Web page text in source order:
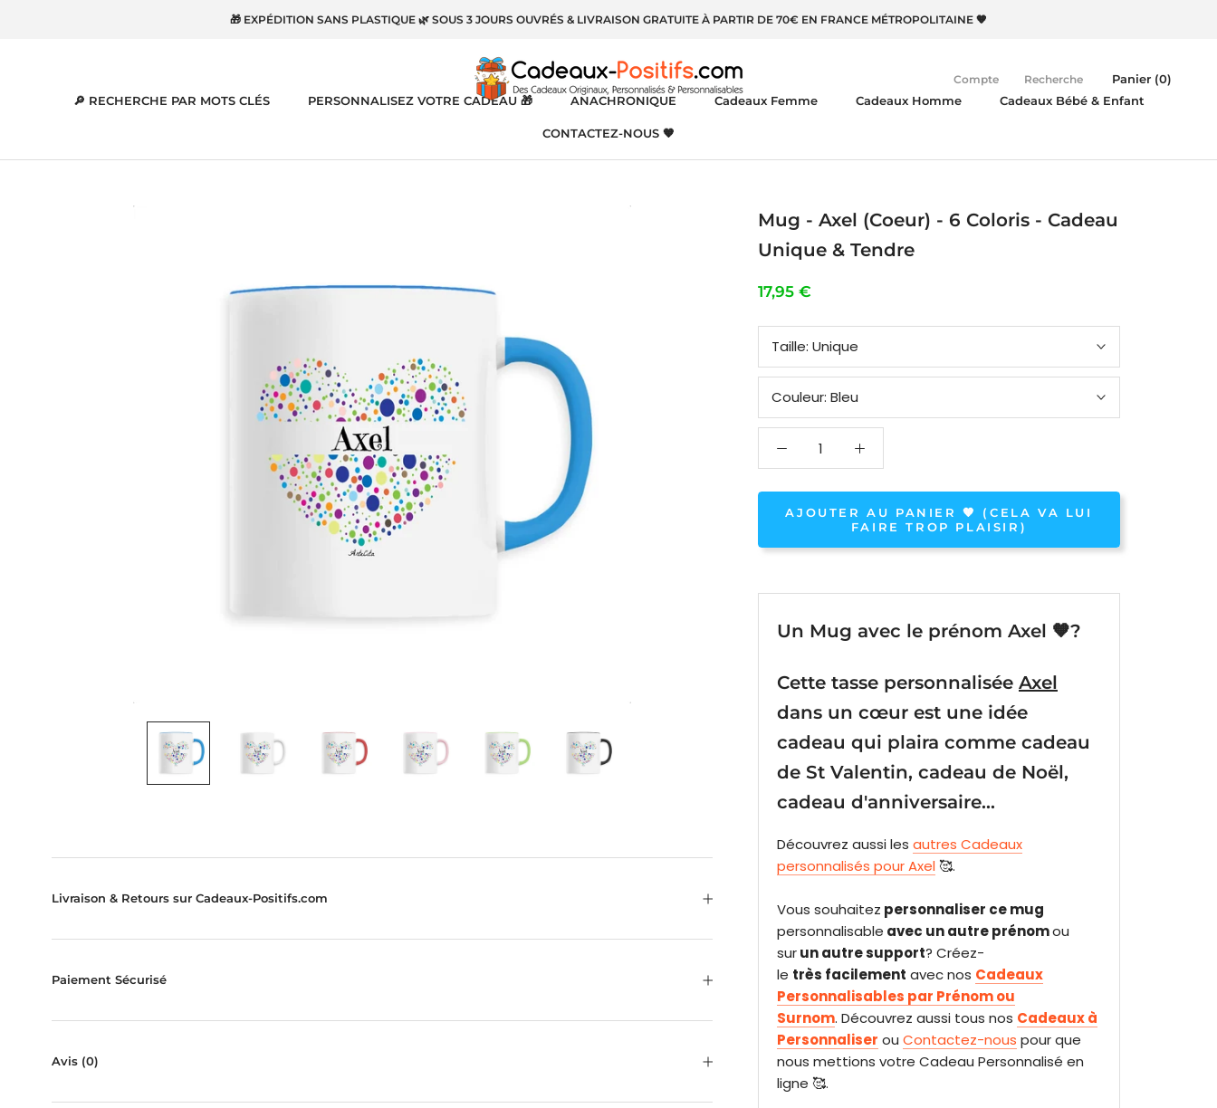
🎁 EXPÉDITION SANS PLASTIQUE 🌿 SOUS 3 JOURS OUVRÉS & LIVRAISON GRATUITE À PARTIR DE 70€ EN FRANCE MÉTROPOLITAINE 🧡
🔎 RECHERCHE PAR MOTS CLÉS PERSONNALISEZ VOTRE CADEAU 🎁 ANACHRONIQUE Cadeaux Femme Cadeaux Homme Cadeaux Bébé & Enfant
CONTACTEZ-NOUS 🧡
Compte Recherche Panier (0)
Mug - Axel (Coeur) - 6 Coloris - Cadeau
Unique & Tendre
17,95 €
Taille: Unique
Couleur: Bleu
AJOUTER AU PANIER 🧡 (CELA VA LUI
FAIRE TROP PLAISIR)
Un Mug avec le prénom Axel 🧡?
Cette tasse personnalisée Axel
dans un cœur est une idée
cadeau qui plaira comme cadeau
de St Valentin, cadeau de Noël,
cadeau d'anniversaire...
Découvrez aussi les autres Cadeaux
personnalisés pour Axel 🥰.
Vous souhaitez personnaliser ce mug
personnalisable avec un autre prénomou
surun autre support? Créez-
le très facilement avec nos Cadeaux
Personnalisables par Prénom ou
Surnom. Découvrez aussi tous nos Cadeaux à
Personnaliser ou Contactez-nous pour que
nous mettions votre Cadeau Personnalisé en
ligne 🥰.
Livraison & Retours sur Cadeaux-Positifs.com
Paiement Sécurisé
Avis (0)